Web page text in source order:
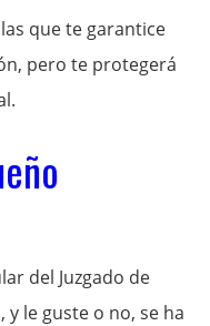
que te garantice
pero te protegerá
del Juzgado de
le guste o no, se ha